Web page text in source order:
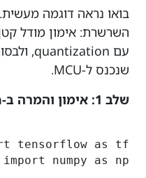
בואו נראה דוגמה
שנכנס ל-MCU.
שלב 1: אימון והמרה ב-Python